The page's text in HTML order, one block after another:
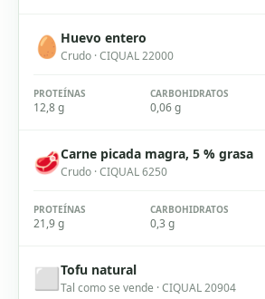
🥚 Huevo entero
Crudo · CIQUAL22000
PROTEÍNAS
12,8 g
CARBOHIDRATOS
0,06 g
🥩Carne picada magra, 5 % grasa
Crudo · CIQUAL6250
PROTEÍNAS
21,9 g
CARBOHIDRATOS
0,3 g
⬜Tofu natural
Tal como se vende · CIQUAL20904